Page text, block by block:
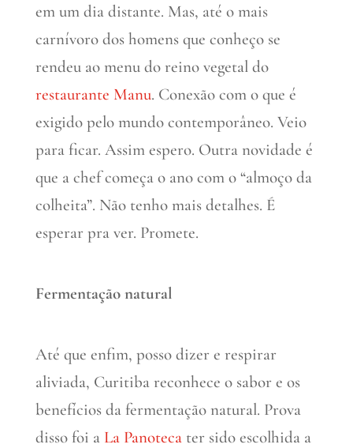
em um dia distante. Mas, até o mais
carnívoro dos homens que conheço se
rendeu ao menu do reino vegetal do
restaurante Manu. Conexão com o que é
exigido pelo mundo contemporâneo. Veio
para ficar. Assim espero. Outra novidade é
que a chef começa o ano com o “almoço da
colheita”. Não tenho mais detalhes. É
esperar pra ver. Promete.
Fermentação natural
Até que enfim, posso dizer e respirar
aliviada, Curitiba reconhece o sabor e os
benefícios da fermentação natural. Prova
disso foi a La Panotecater sido escolhida a